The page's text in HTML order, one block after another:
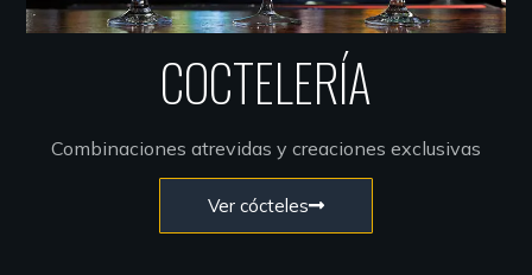
COCTELERÍA
Combinaciones atrevidas y creaciones exclusivas
Ver cócteles